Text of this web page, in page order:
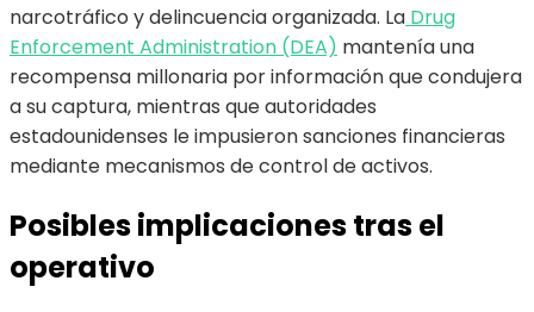
narcotráfico y delincuencia organizada. La Drug
Enforcement Administration (DEA) mantenía una
recompensa millonaria por información que condujera
a su captura, mientras que autoridades
estadounidenses le impusieron sanciones financieras
mediante mecanismos de control de activos.
Posibles implicaciones tras el
operativo